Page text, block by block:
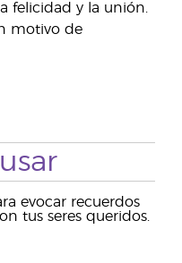
felicidad y la unión.
motivo de
evocar recuerdos
tus seres queridos.